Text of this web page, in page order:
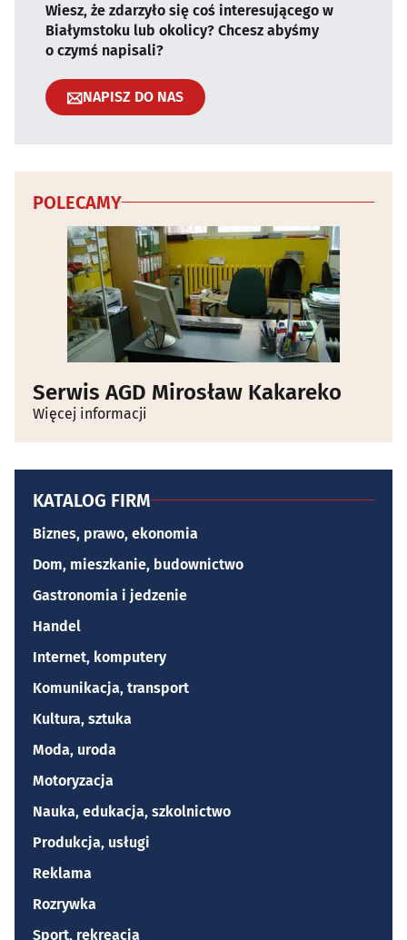
Wiesz, że zdarzyło się coś interesującego w
Białymstoku lub okolicy? Chcesz abyśmy
o czymś napisali?
NAPISZ DO NAS
POLECAMY
Serwis AGD Mirosław Kakareko
Więcej informacji
KATALOG FIRM
Biznes, prawo, ekonomia
Dom, mieszkanie, budownictwo
Gastronomia i jedzenie
Handel
Internet, komputery
Komunikacja, transport
Kultura, sztuka
Moda, uroda
Motoryzacja
Nauka, edukacja, szkolnictwo
Produkcja, usługi
Reklama
Rozrywka
Sport, rekreacja